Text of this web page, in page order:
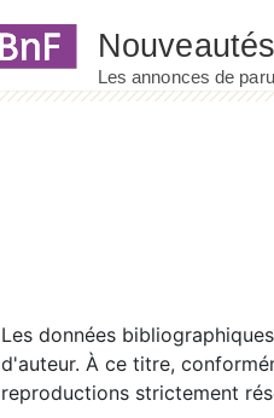
Les données
d'auteur. À ce titre,
reproductions strictement